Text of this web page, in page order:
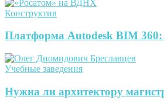
Конструктив
Платформа Autodesk BIM
Учебные заведения
Нужна ли архитектору